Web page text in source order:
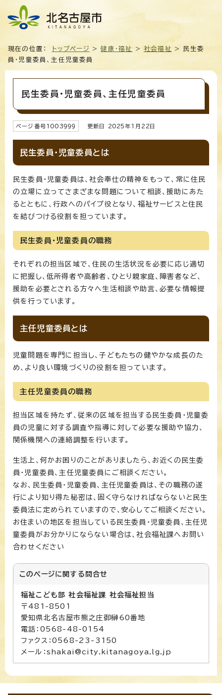
現在の位置： トップページ >健康・福祉 >社会福祉
> 民生委
員・児童委員、主任児童委員
民生委員・児童委員、主任児童委員
ページ番号1003999 更新日 2025年1月 22 日
民生委員・児童委員とは
民生委員・児童委員は、社会奉仕の精神をもって、常に住民
の立場に立ってさまざまな問題について相談、援助にあた
るとともに、行政へのパイプ役となり、福祉サービスと住民
を結びつける役割を担っています。
民生委員・児童委員の職務
それぞれの担当区域で、住民の生活状況を必要に応じ適切
に把握し、低所得者や高齢者、ひとり親家庭、障害者など、
援助を必要とされる方々へ生活相談や助言、必要な情報提
供を行っています。
主任児童委員とは
児童問題を専門に担当し、子どもたちの健やかな成長のた
め、より良い環境づくりの役割を担っています。
主任児童委員の職務
担当区域を持たず、従来の区域を担当する民生委員・児童委
員の児童に対する調査や指導に対して必要な援助や協力、
関係機関への連絡調整を行います。
生活上、何かお困りのことがありましたら、お近くの民生委
員・児童委員、主任児童委員にご相談ください。
なお、民生委員・児童委員、主任児童委員は、その職務の遂
行により知り得た秘密は、固く守らなければならないと民生
委員法に定められていますので、安心してご相談ください。
お住まいの地区を担当している民生委員・児童委員、主任児
童委員がお分かりにならない場合は、社会福祉課へお問い
合わせください
このページに関する 問合せ
福祉こども部 社会福祉課 社会福祉担当
〒481-8501
愛知県北名古屋市熊之庄御榊60番地
電話：0568-48-0154
ファクス：0568-23-3150
メール：shakai@city.kitanagoya.lg.jp